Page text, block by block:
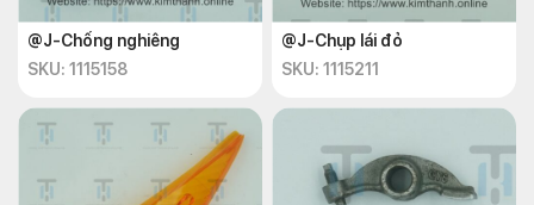
@J-Chống nghiêng
SKU: 1115158
@J-Chụp lái đỏ
SKU: 1115211